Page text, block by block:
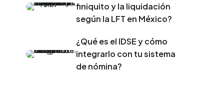
finiquito y la liquidación
según la LFT en México?
¿Qué es el IDSE y cómo
integrarlo con tu sistema
de nómina?